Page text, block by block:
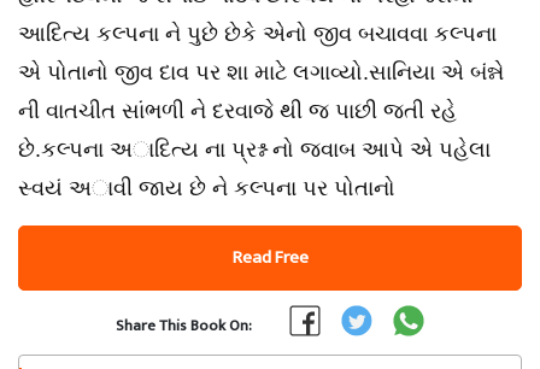
આદિત્ય કલ્પના ને પુછે છેકે એનો જીવ બચાવવા કલ્પના
એ પોતાનો જીવ દાવ પર શા માટે લગાવ્યો.સાનિયા એ બંન્ને
ની વાતચીત સાંભળી ને દરવાજે થી જ પાછી જતી રહે
છે.કલ્પના અાદિત્ય ના પ્રશ્ન નો જવાબ આપે એ પહેલા
સ્વયં અાવી જાય છે ને કલ્પના પર પોતાનો
Read Free
Share This Book On: